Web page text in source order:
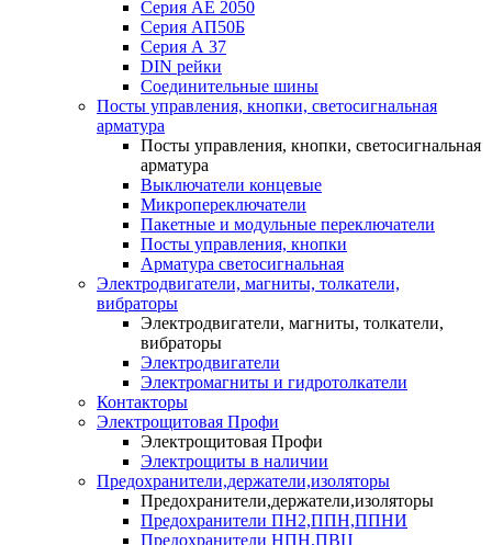
Серия АЕ 2050
Серия АП50Б
Серия А 37
DIN рейки
Соединительные шины
Посты управления, кнопки, светосигнальная
арматура
Посты управления, кнопки, светосигнальная
арматура
Выключатели концевые
Микропереключатели
Пакетные и модульные переключатели
Посты управления, кнопки
Арматура светосигнальная
Электродвигатели, магниты, толкатели,
вибраторы
Электродвигатели, магниты, толкатели,
вибраторы
Электродвигатели
Электромагниты и гидротолкатели
Контакторы
Электрощитовая Профи
Электрощитовая Профи
Электрощиты в наличии
Предохранители,держатели,изоляторы
Предохранители,держатели,изоляторы
Предохранители ПН2,ППН,ППНИ
Предохранители НПН,ПВЦ